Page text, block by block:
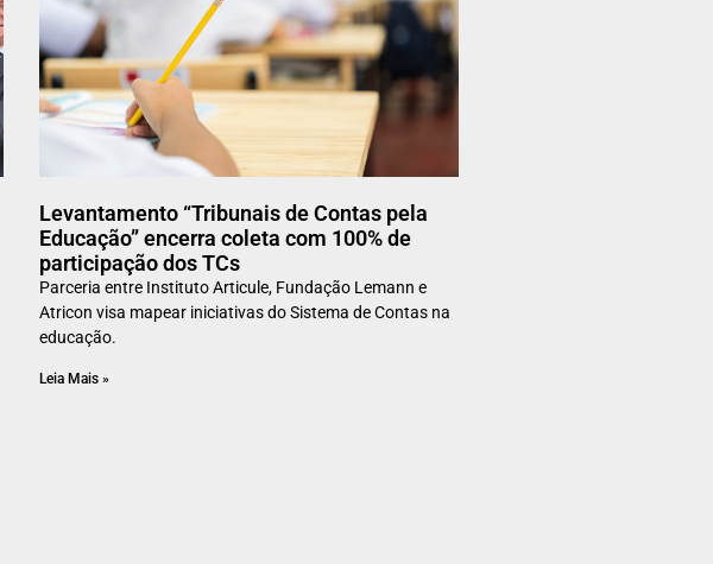
Levantamento “Tribunais de Contas pela
Educação” encerra coleta com 100% de
participação dos TCs
Parceria entre Instituto Articule, Fundação Lemann e
Atricon visa mapear iniciativas do Sistema de Contas na
educação.
Leia Mais »